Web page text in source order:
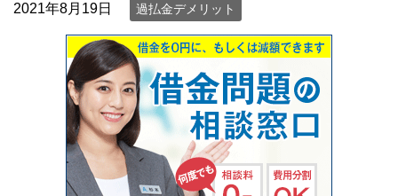
2021年8月19日 過払金デメリット